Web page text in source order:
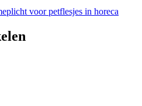
voor petflesjes in horeca